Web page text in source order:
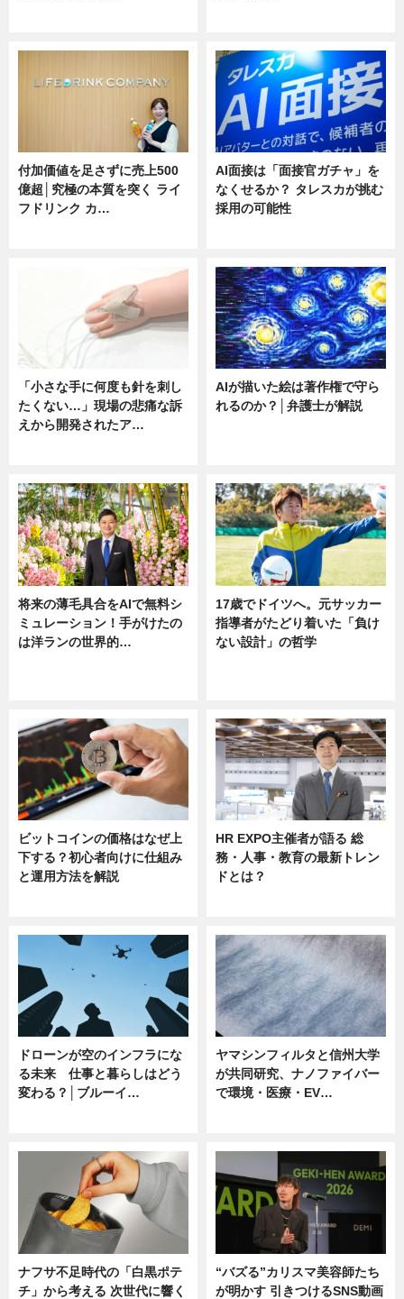
付加価値を足さずに売上500
億超│究極の本質を突く ライ
フドリンク カ…
AI面接は「面接官ガチャ」を
なくせるか？ タレスカが挑む
採用の可能性
「小さな手に何度も針を刺し
たくない…」現場の悲痛な訴
えから開発されたア…
AIが描いた絵は著作権で守ら
れるのか？│弁護士が解説
将来の薄毛具合をAIで無料シ
ミュレーション！手がけたの
は洋ランの世界的…
17歳でドイツへ。元サッカー
指導者がたどり着いた「負け
ない設計」の哲学
ビットコインの価格はなぜ上
下する？初心者向けに仕組み
と運用方法を解説
HR EXPO主催者が語る 総
務・人事・教育の最新トレン
ドとは？
ドローンが空のインフラにな
る未来 仕事と暮らしはどう
変わる？│ブルーイ…
ヤマシンフィルタと信州大学
が共同研究、ナノファイバー
で環境・医療・EV…
ナフサ不足時代の「白黒ポテ
チ」から考える 次世代に響く
“バズる”カリスマ美容師たち
が明かす 引きつけるSNS動画